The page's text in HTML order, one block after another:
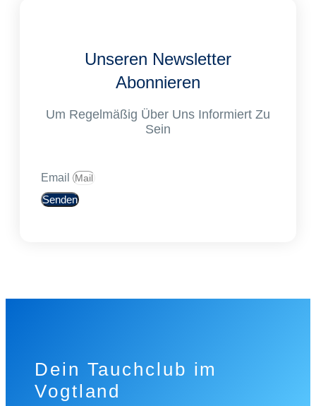
Unseren Newsletter
Abonnieren
Um Regelmäßig Über Uns Informiert Zu
Sein
Email
Senden
Dein Tauchclub im
Vogtland